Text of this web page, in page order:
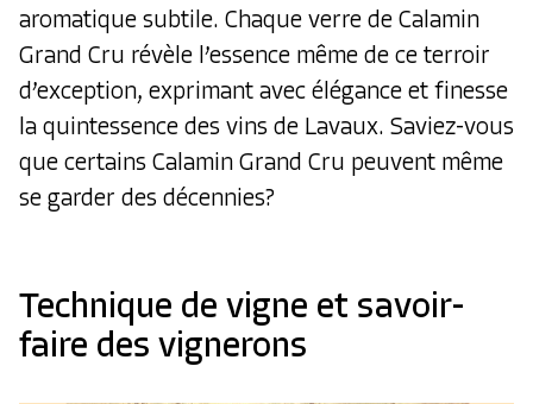
aromatique subtile. Chaque verre de Calamin
Grand Cru révèle l’essence même de ce terroir
d’exception, exprimant avec élégance et finesse
la quintessence des vins de Lavaux. Saviez-vous
que certains Calamin Grand Cru peuvent même
se garder des décennies?
Technique de vigne et savoir-
faire des vignerons